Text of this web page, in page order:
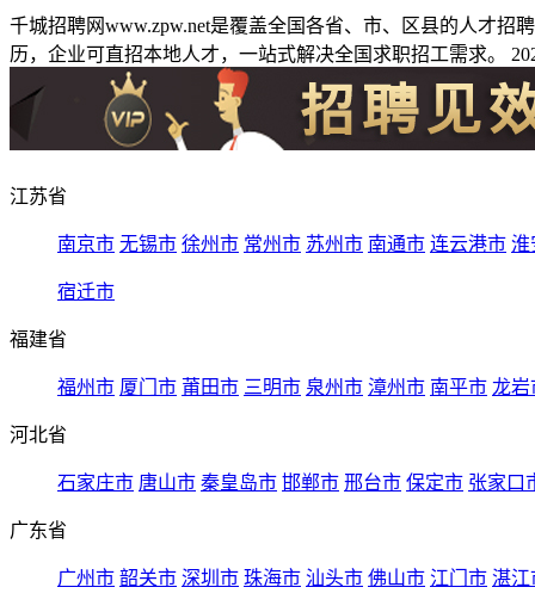
千城招聘网www.zpw.net是覆盖全国各省、市、区县的人才
历，企业可直招本地人才，一站式解决全国求职招工需求。
江苏省
南京市 无锡市 徐州市 常州市 苏州市 南通市 连云港市 淮
宿迁市
福建省
福州市 厦门市 莆田市 三明市 泉州市 漳州市 南平市 龙岩
河北省
石家庄市 唐山市 秦皇岛市 邯郸市 邢台市 保定市 张家口
广东省
广州市 韶关市 深圳市 珠海市 汕头市 佛山市 江门市 湛江